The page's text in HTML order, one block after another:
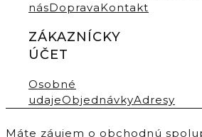
násDopravaKontakt
ZÁKAZNÍCKY
ÚČET
Osobné
udajeObjednávkyAdresy
Máte záujem o obchodnú